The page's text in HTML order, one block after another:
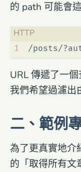
的 path 可能會
1 /posts/
URL 傳遞了一
我們希望過濾出
二、範例
為了更真實地介
的「取得所有文